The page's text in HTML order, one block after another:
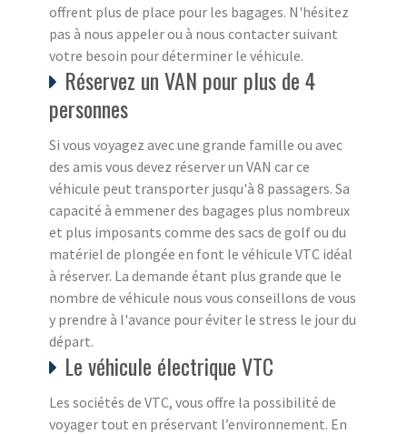
offrent plus de place pour les bagages. N'hésitez
pas à nous appeler ou à nous contacter suivant
votre besoin pour déterminer le véhicule.
Réservez un VAN pour plus de 4
personnes
Si vous voyagez avec une grande famille ou avec
des amis vous devez réserver un VAN car ce
véhicule peut transporter jusqu'à 8 passagers. Sa
capacité à emmener des bagages plus nombreux
et plus imposants comme des sacs de golf ou du
matériel de plongée en font le véhicule VTC idéal
à réserver. La demande étant plus grande que le
nombre de véhicule nous vous conseillons de vous
y prendre à l'avance pour éviter le stress le jour du
départ.
Le véhicule électrique VTC
Les sociétés de VTC, vous offre la possibilité de
voyager tout en préservant l’environnement. En